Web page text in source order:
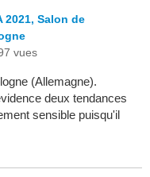
2021, Salon de
vues
(Allemagne).
deux tendances
sensible puisqu'il